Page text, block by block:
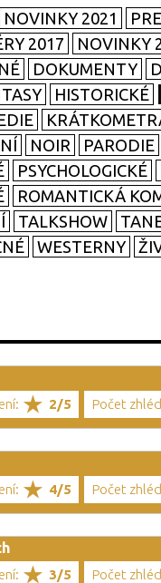
NOVINKY 2021
2017 NOVINKY
DOKUMENTY
HISTORICKÉ
NOIR PARODIE
PSYCHOLOGICKÉ
ROMANTICKÁ
TALKSHOW
WESTERNY
2/5 Počet
4/5 Počet
3/5 Počet